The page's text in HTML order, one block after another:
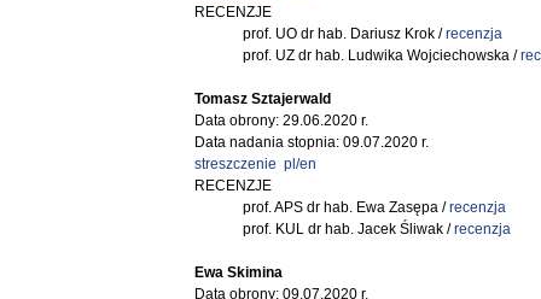
RECENZJE
prof. UO dr hab. Dariusz Krok /recenzja
prof. UZ dr hab. Ludwika Wojciechowska /
Tomasz Sztajerwald
Data obrony: 29.06.2020 r.
Data nadania stopnia: 09.07.2020 r.
streszczenie pl/en
RECENZJE
prof. APS dr hab. Ewa Zasępa /recenzja
prof. KUL dr hab. Jacek Śliwak /recenzja
Ewa Skimina
Data obrony: 09.07.2020 r.